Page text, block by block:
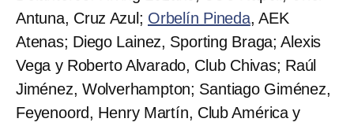
Antuna, Cruz Azul; Orbelín Pineda, AEK
Atenas; Diego Lainez, Sporting Braga; Alexis
Vega y Roberto Alvarado, Club Chivas; Raúl
Jiménez, Wolverhampton; Santiago Giménez,
Feyenoord, Henry Martín, Club América y